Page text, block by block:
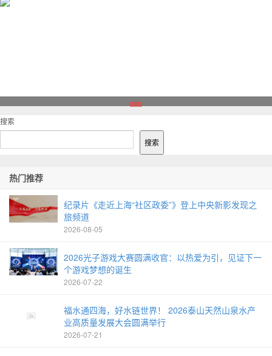
搜索
搜索
热门推荐
纪录片《走近上海“社区政委”》登上中央新影发现之
旅频道
2026-08-05
2026光子游戏大赛圆满收官：以热爱为引，见证下一
个游戏梦想的诞生
2026-07-22
福水通四海，好水链世界！ 2026泰山天然山泉水产
业高质量发展大会圆满举行
2026-07-21